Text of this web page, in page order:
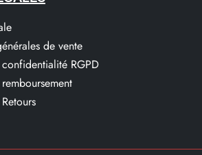
de vente
RGPD